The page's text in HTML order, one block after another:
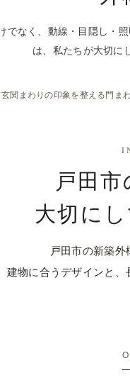
でなく、動線・目隠し・
は、私たちが大切に
玄関まわりの印象を整える門ま
戸田市
大切に
戸田市の新築外
建物に合うデザインと、
無料相談か